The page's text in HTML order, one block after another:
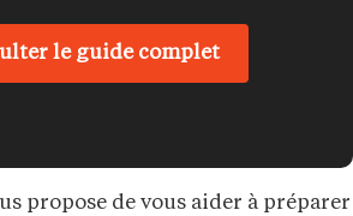
le guide complet
propose de vous aider à préparer